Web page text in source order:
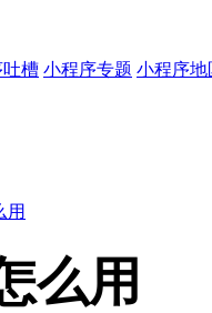
槽 小程序专题 小程序地
用
么用